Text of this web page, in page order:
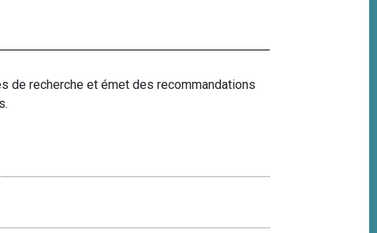
de recherche et émet des recommandations